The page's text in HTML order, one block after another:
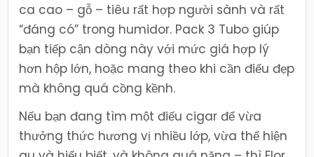
ca cao – gỗ – tiêu rất hợp người sành và rất
“đáng có” trong humidor. Pack 3 Tubo giúp
bạn tiếp cận dòng này với mức giá hợp lý
hơn hộp lớn, hoặc mang theo khi cần điếu đẹp
mà không quá cồng kềnh.
Nếu bạn đang tìm một điếu cigar để vừa
thưởng thức hương vị nhiều lớp, vừa thể hiện